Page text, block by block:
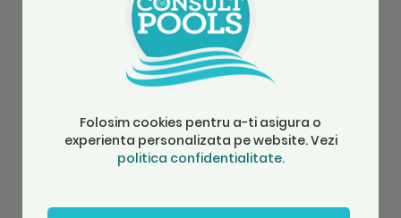
Folosim cookies pentru a-ti asigura o
experienta personalizata pe website. Vezi
politica confidentialitate.